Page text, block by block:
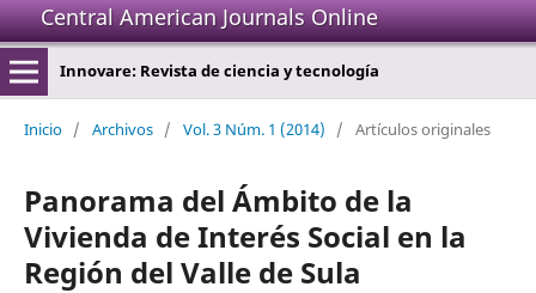
Central American Journals Online
Innovare: Revista de ciencia y tecnología
Inicio / Archivos / Vol. 3 Núm. 1 (2014) / Artículos originales
Panorama del Ámbito de la
Vivienda de Interés Social en la
Región del Valle de Sula